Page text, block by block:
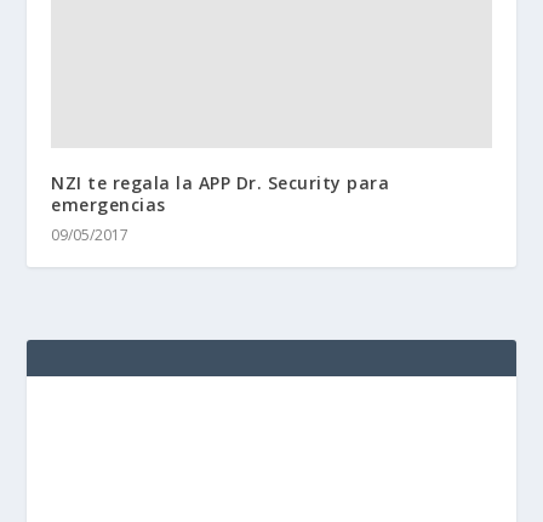
NZI te regala la APP Dr. Security para
emergencias
09/05/2017